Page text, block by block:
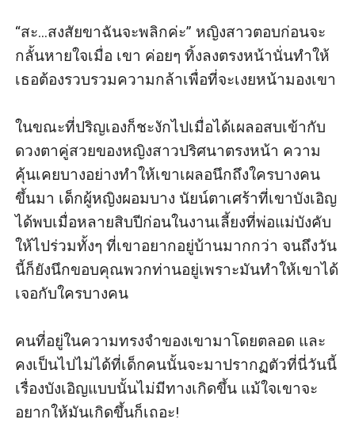
“สะ...สงสัยขาฉันจะพลิกค่ะ” หญิงสาวตอบก่อนจะ
กลั้นหายใจเมื่อ เขา ค่อยๆ ทิ้งลงตรงหน้านั่นทำให้
เธอต้องรวบรวมความกล้าเพื่อที่จะเงยหน้ามองเขา
ในขณะที่ปริญเองก็ชะงักไปเมื่อได้เผลอสบเข้ากับ
ดวงตาคู่สวยของหญิงสาวปริศนาตรงหน้า ความ
คุ้นเคยบางอย่างทำให้เขาเผลอนึกถึงใครบางคน
ขึ้นมา เด็กผู้หญิงผอมบาง นัยน์ตาเศร้าที่เขาบังเอิญ
ได้พบเมื่อหลายสิบปีก่อนในงานเลี้ยงที่พ่อแม่บังคับ
ให้ไปร่วมทั้งๆ ที่เขาอยากอยู่บ้านมากกว่า จนถึงวัน
นี้ก็ยังนึกขอบคุณพวกท่านอยู่เพราะมันทำให้เขาได้
เจอกับใครบางคน
คนที่อยู่ในความทรงจำของเขามาโดยตลอด และ
คงเป็นไปไม่ได้ที่เด็กคนนั้นจะมาปรากฏตัวที่นี่วันนี้
เรื่องบังเอิญแบบนั้นไม่มีทางเกิดขึ้น แม้ใจเขาจะ
อยากให้มันเกิดขึ้นก็เถอะ!